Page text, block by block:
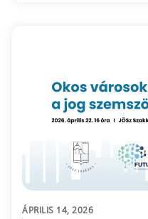
ÁPRILIS 14, 2026